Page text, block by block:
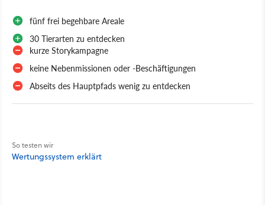
fünf frei begehbare Areale
30 Tierarten zu entdecken
kurze Storykampagne
keine Nebenmissionen oder -Beschäftigungen
Abseits des Hauptpfads wenig zu entdecken
So testen wir
Wertungssystem erklärt